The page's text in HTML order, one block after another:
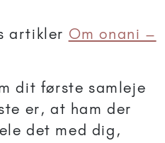
artikler Om onani –
dit første samleje
er, at ham der
det med dig,